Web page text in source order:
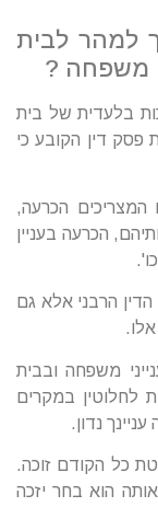
למהר לבית
משפחה ?
בלעדית של בית
פסק דין הקובע כי
המצריכים הכרעה,
הכרעה בעניין
הרבני אלא גם
משפחה ובבית
לחלוטין במקרים
נדון.
כל הקודם זוכה.
הוא בחר יזכה